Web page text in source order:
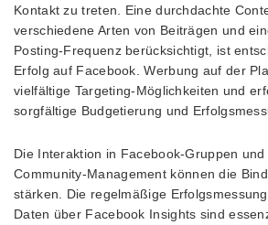
Kontakt zu treten. Eine durchdachte
verschiedene Arten von Beiträgen und
Posting-Frequenz berücksichtigt, ist
Erfolg auf Facebook. Werbung auf der
vielfältige Targeting-Möglichkeiten und
sorgfältige Budgetierung und
Die Interaktion in Facebook-Gruppen
Community-Management können die
stärken. Die regelmäßige
Daten über Facebook Insights sind